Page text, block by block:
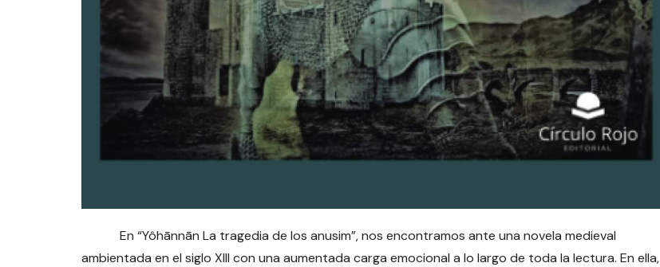
En “Yôhānnān La tragedia de los anusim”, nos encontramos ante una novela medieval
ambientada en el siglo XIII con una aumentada carga emocional a lo largo de toda la lectura. En ella,